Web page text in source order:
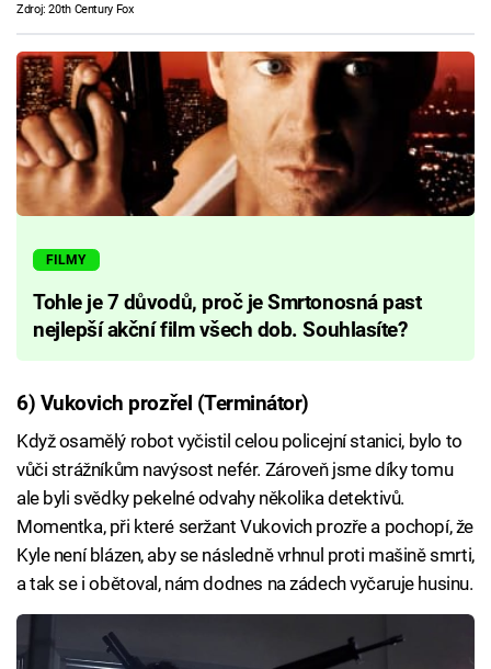
Zdroj: 20th Century Fox
FILMY
Tohle je 7 důvodů, proč je Smrtonosná past
nejlepší akční film všech dob. Souhlasíte?
6) Vukovich prozřel (Terminátor)
Když osamělý robot vyčistil celou policejní stanici, bylo to
vůči strážníkům navýsost nefér. Zároveň jsme díky tomu
ale byli svědky pekelné odvahy několika detektivů.
Momentka, při které seržant Vukovich prozře a pochopí, že
Kyle není blázen, aby se následně vrhnul proti mašině smrti,
a tak se i obětoval, nám dodnes na zádech vyčaruje husinu.